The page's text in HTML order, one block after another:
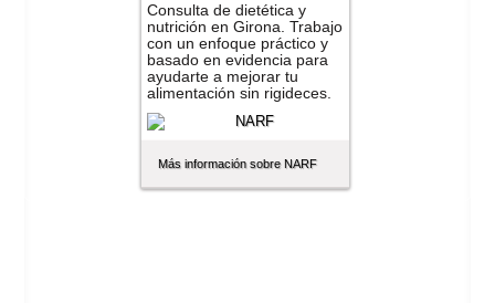
Consulta de dietética y
nutrición en Girona. Trabajo
con un enfoque práctico y
basado en evidencia para
ayudarte a mejorar tu
alimentación sin rigideces.
Más información sobre NARF